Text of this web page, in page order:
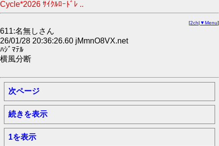
Cycle*2026 ｻｲｸﾙﾛｰﾄﾞﾚ ..
[2ch| ▼Menu]
611:名無しさん
26/01/28 20:36:26.60 jMmnO8VX.net
ﾊｼﾞﾏﾃﾙ
横風分断
次ページ
続きを表示
1を表示